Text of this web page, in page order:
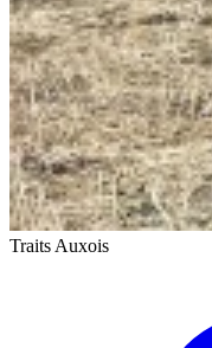
Traits Auxois